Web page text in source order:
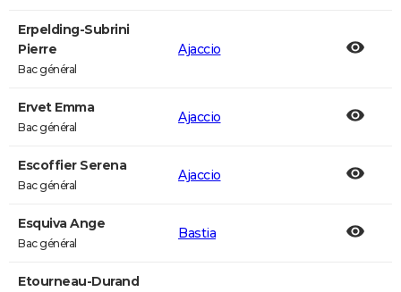
Erpelding-Subrini
Pierre
Bac général
Ajaccio
Ervet Emma
Bac général
Ajaccio
Escoffier Serena
Bac général
Ajaccio
Esquiva Ange
Bac général
Bastia
Etourneau-Durand